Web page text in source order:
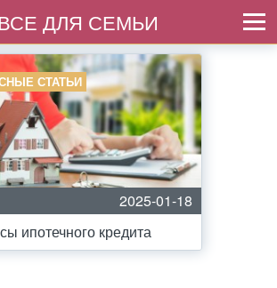
ДЛЯ СЕМЬИ
СТАТЬИ
2025-01-18
ипотечного кредита